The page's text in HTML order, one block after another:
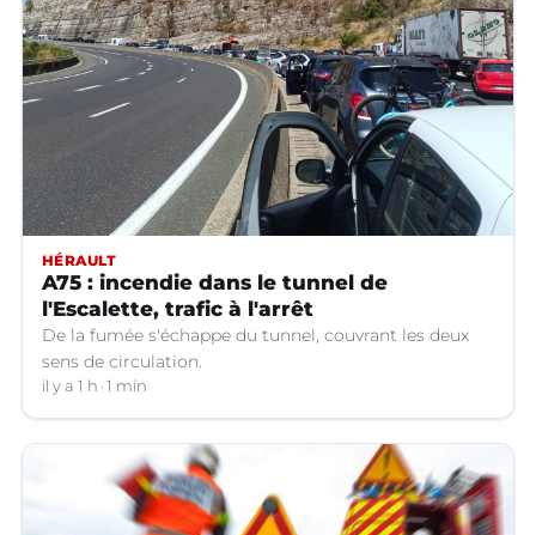
HÉRAULT
A75 : incendie dans le tunnel de
l'Escalette, trafic à l'arrêt
De la fumée s'échappe du tunnel, couvrant les deux
sens de circulation.
il y a 1 h 1 min